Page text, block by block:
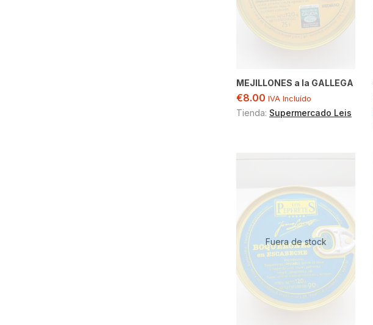
MEJILLONES a la GALLEGA
€8.00 IVA Incluído
Tienda: Supermercado Leis
Fuera de stock